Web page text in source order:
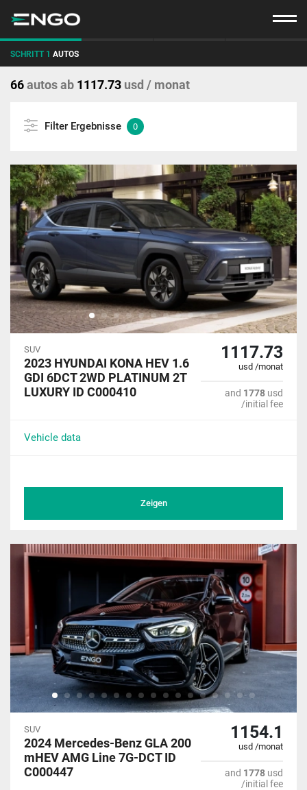
SCHRITT 1 AUTOS
66autosab 1117.73 usd / monat
Filter Ergebnisse 0
SUV
2023 HYUNDAI KONA HEV 1.6
GDI 6DCT 2WD PLATINUM 2T
LUXURY ID C000410
1117.73
usd /monat
and 1778 usd
/initial fee
Vehicle data
Zeigen
SUV
2024 Mercedes-Benz GLA 200
mHEV AMG Line 7G-DCT ID
C000447
1154.1
usd /monat
and 1778 usd
/initial fee